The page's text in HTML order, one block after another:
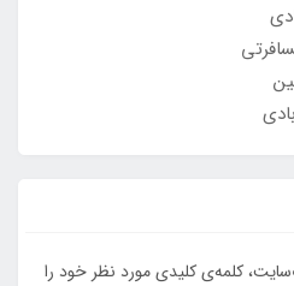
کلمه‌ی کلیدی مورد نظر خود را